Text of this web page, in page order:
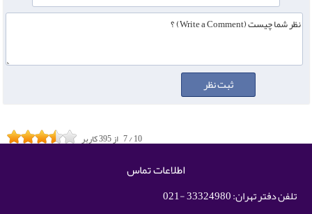
7/10 از395کاربر
اطلاعات تماس
تلفن دفتر تهران: 33324980 -021